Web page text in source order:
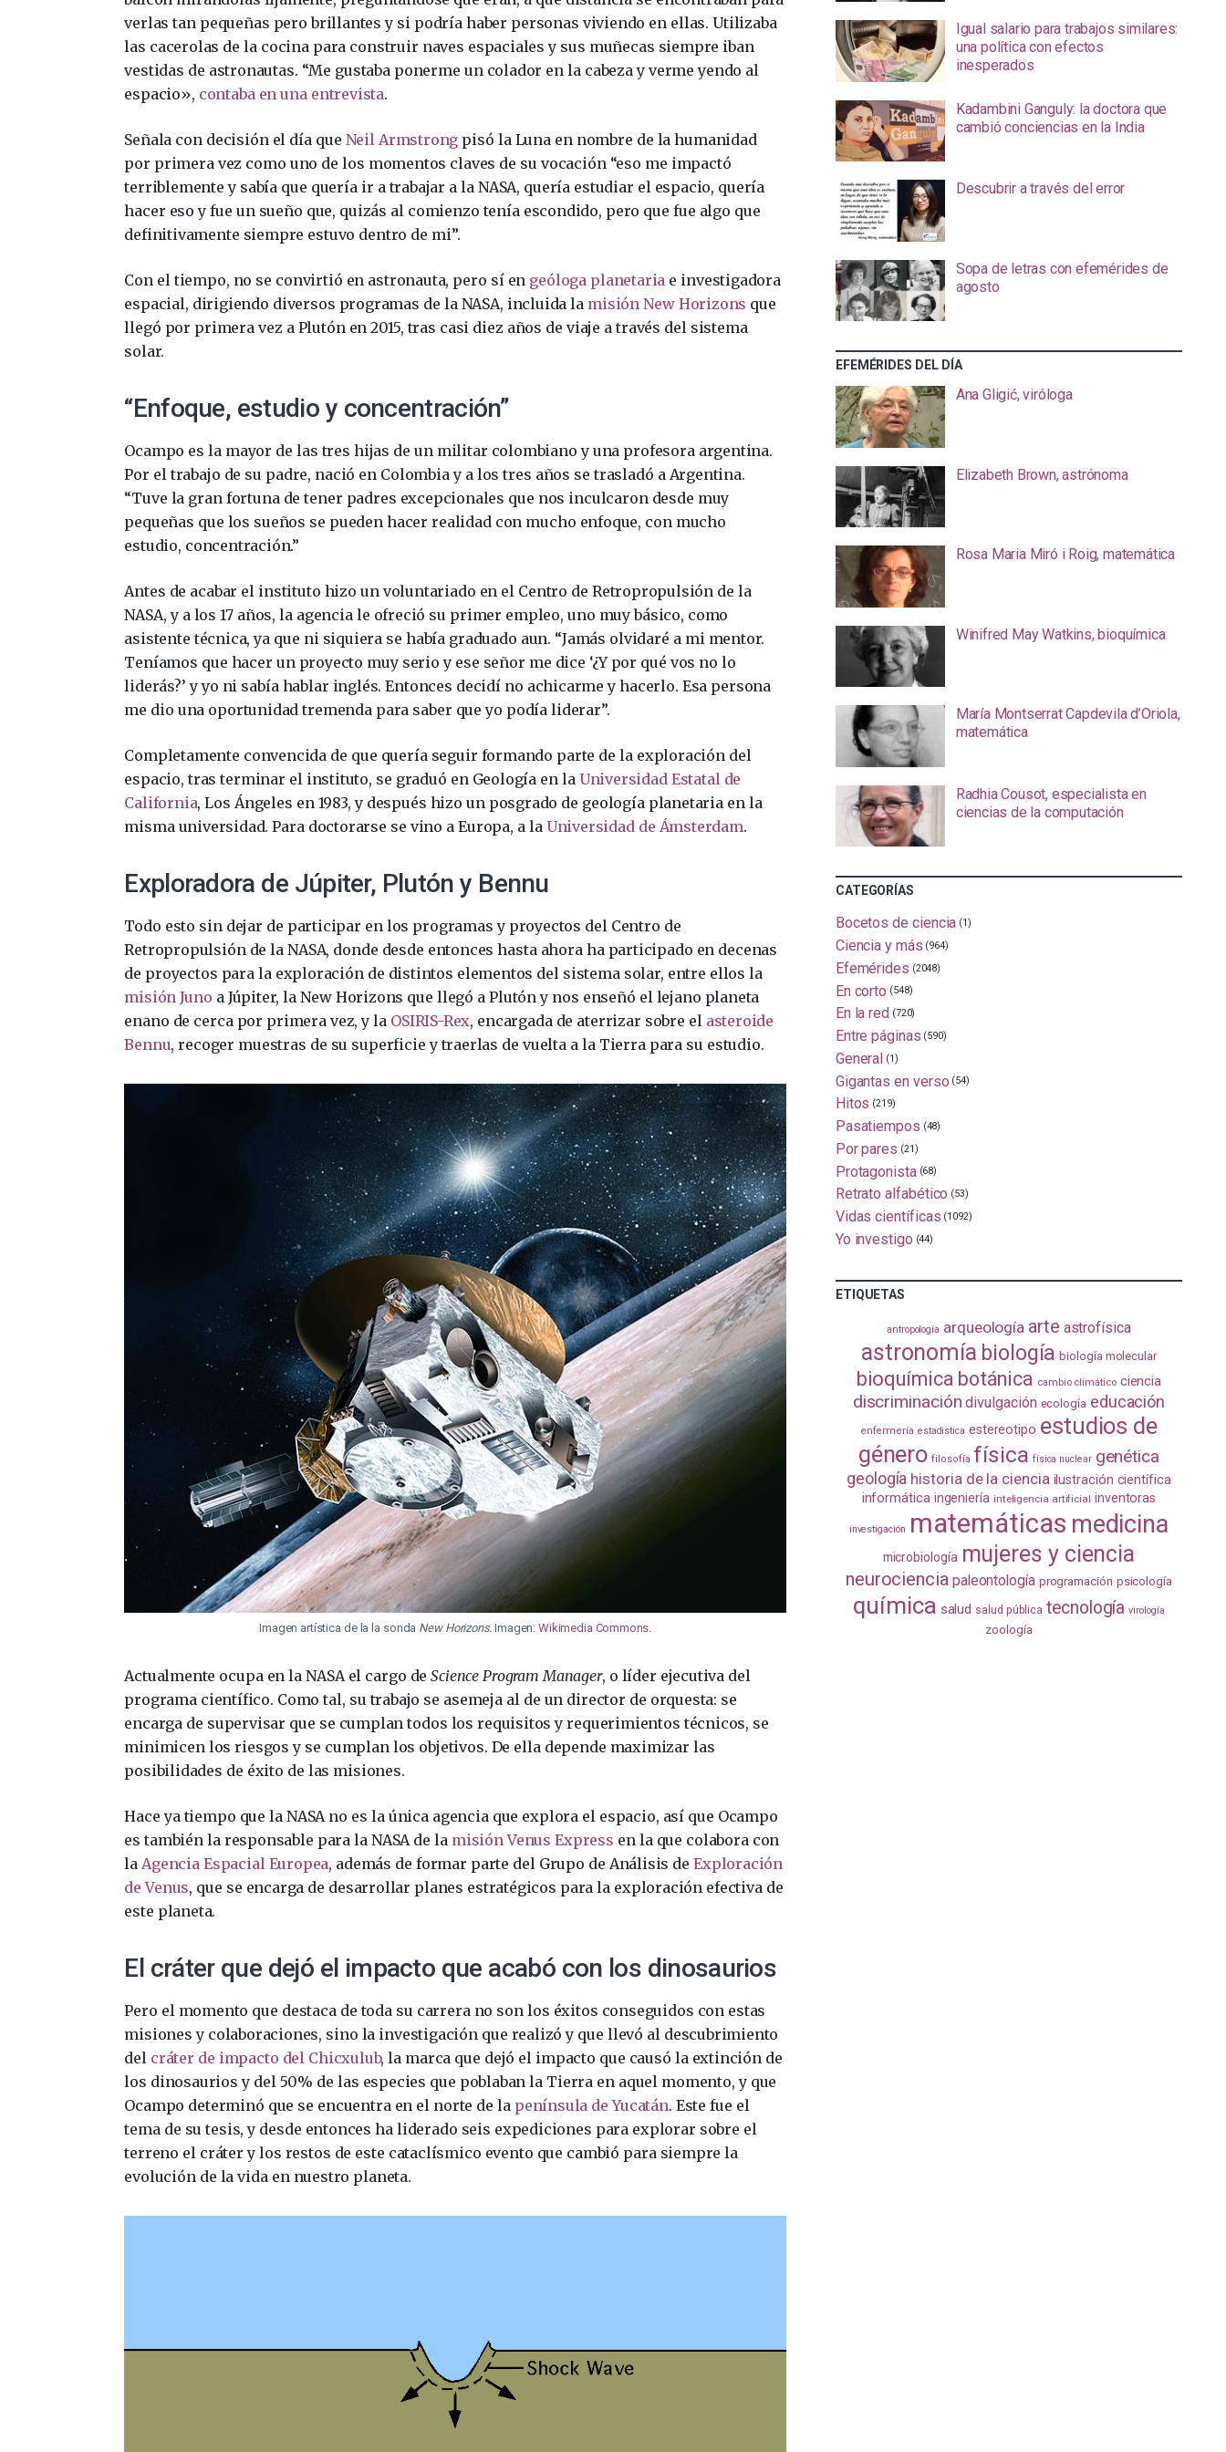
verlas tan pequeñas pero brillantes y si podría haber personas viviendo en ellas. Utilizaba
las cacerolas de la cocina para construir naves espaciales y sus muñecas siempre iban
vestidas de astronautas. “Me gustaba ponerme un colador en la cabeza y verme yendo al
espacio», contaba en una entrevista.
Señala con decisión el día que Neil Armstrong pisó la Luna en nombre de la humanidad
por primera vez como uno de los momentos claves de su vocación “eso me impactó
terriblemente y sabía que quería ir a trabajar a la NASA, quería estudiar el espacio, quería
hacer eso y fue un sueño que, quizás al comienzo tenía escondido, pero que fue algo que
definitivamente siempre estuvo dentro de mi”.
Con el tiempo, no se convirtió en astronauta, pero sí en geóloga planetaria e investigadora
espacial, dirigiendo diversos programas de la NASA, incluida la misión New Horizons que
llegó por primera vez a Plutón en 2015, tras casi diez años de viaje a través del sistema
solar.
“Enfoque, estudio y concentración”
Ocampo es la mayor de las tres hijas de un militar colombiano y una profesora argentina.
Por el trabajo de su padre, nació en Colombia y a los tres años se trasladó a Argentina.
“Tuve la gran fortuna de tener padres excepcionales que nos inculcaron desde muy
pequeñas que los sueños se pueden hacer realidad con mucho enfoque, con mucho
estudio, concentración.”
Antes de acabar el instituto hizo un voluntariado en el Centro de Retropropulsión de la
NASA, y a los 17 años, la agencia le ofreció su primer empleo, uno muy básico, como
asistente técnica, ya que ni siquiera se había graduado aun. “Jamás olvidaré a mi mentor.
Teníamos que hacer un proyecto muy serio y ese señor me dice ‘¿Y por qué vos no lo
liderás?’ y yo ni sabía hablar inglés. Entonces decidí no achicarme y hacerlo. Esa persona
me dio una oportunidad tremenda para saber que yo podía liderar”.
Completamente convencida de que quería seguir formando parte de la exploración del
espacio, tras terminar el instituto, se graduó en Geología en la Universidad Estatal de
California, Los Ángeles en 1983, y después hizo un posgrado de geología planetaria en la
misma universidad. Para doctorarse se vino a Europa, a la Universidad de Ámsterdam.
Exploradora de Júpiter, Plutón y Bennu
Todo esto sin dejar de participar en los programas y proyectos del Centro de
Retropropulsión de la NASA, donde desde entonces hasta ahora ha participado en decenas
de proyectos para la exploración de distintos elementos del sistema solar, entre ellos la
misión Juno a Júpiter, la New Horizons que llegó a Plutón y nos enseñó el lejano planeta
enano de cerca por primera vez, y la OSIRIS-Rex, encargada de aterrizar sobre el asteroide
Bennu, recoger muestras de su superficie y traerlas de vuelta a la Tierra para su estudio.
Imagen artística de la la sonda New Horizons. Imagen:Wikimedia Commons.
Actualmente ocupa en la NASA el cargo deScience Program Manager, o líder ejecutiva del
programa científico. Como tal, su trabajo se asemeja al de un director de orquesta: se
encarga de supervisar que se cumplan todos los requisitos y requerimientos técnicos, se
minimicen los riesgos y se cumplan los objetivos. De ella depende maximizar las
posibilidades de éxito de las misiones.
Hace ya tiempo que la NASA no es la única agencia que explora el espacio, así que Ocampo
es también la responsable para la NASA de la misión Venus Express en la que colabora con
laAgencia Espacial Europea, además de formar parte del Grupo de Análisis deExploración
de Venus, que se encarga de desarrollar planes estratégicos para la exploración efectiva de
este planeta.
El cráter que dejó el impacto que acabó con los dinosaurios
Pero el momento que destaca de toda su carrera no son los éxitos conseguidos con estas
misiones y colaboraciones, sino la investigación que realizó y que llevó al descubrimiento
del cráter de impacto del Chicxulub, la marca que dejó el impacto que causó la extinción de
los dinosaurios y del 50% de las especies que poblaban la Tierra en aquel momento, y que
Ocampo determinó que se encuentra en el norte de la península de Yucatán. Este fue el
tema de su tesis, y desde entonces ha liderado seis expediciones para explorar sobre el
terreno el cráter y los restos de este cataclísmico evento que cambió para siempre la
evolución de la vida en nuestro planeta.
Igual salario para trabajos similares:
una política con efectos
inesperados
Kadambini Ganguly: la doctora que
cambió conciencias en la India
Descubrir a través del error
Sopa de letras con efemérides de
agosto
EFEMÉRIDES DEL DÍA
Ana Gligić, viróloga
Elizabeth Brown, astrónoma
Rosa Maria Miró i Roig, matemática
Winifred May Watkins, bioquímica
María Montserrat Capdevila d’Oriola,
matemática
Radhia Cousot, especialista en
ciencias de la computación
CATEGORÍAS
Bocetos de ciencia (1)
Ciencia y más (964)
Efemérides (2048)
En corto (548)
En la red (720)
Entre páginas (590)
General (1)
Gigantas en verso (54)
Hitos (219)
Pasatiempos (48)
Por pares (21)
Protagonista (68)
Retrato alfabético (53)
Vidas científicas (1092)
Yo investigo (44)
ETIQUETAS
antropología arqueología arte astrofísica
astronomía biología biología molecular
bioquímica botánica cambio climático ciencia
discriminación divulgación ecología educación
enfermería estadistica estereotipo estudios de
género filosofía física física nuclear genética
geología historia de la ciencia ilustración científica
informática ingeniería inteligencia artificial inventoras
investigación matemáticas medicina
microbiología mujeres y ciencia
neurociencia paleontología programación psicología
química salud salud pública tecnología virología
zoología